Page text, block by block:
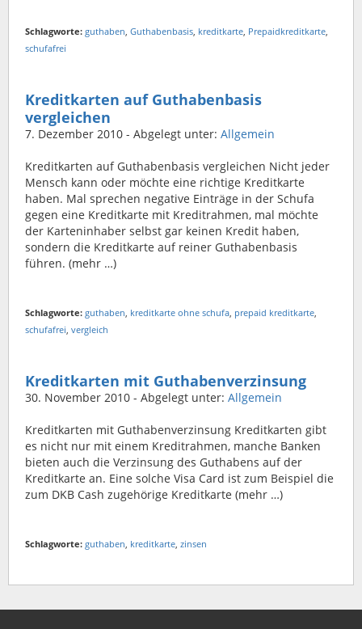
Schlagworte: guthaben, Guthabenbasis, kreditkarte, Prepaidkreditkarte,
schufafrei
Kreditkarten auf Guthabenbasis
vergleichen
7. Dezember 2010 - Abgelegt unter: Allgemein
Kreditkarten auf Guthabenbasis vergleichen Nicht jeder
Mensch kann oder möchte eine richtige Kreditkarte
haben. Mal sprechen negative Einträge in der Schufa
gegen eine Kreditkarte mit Kreditrahmen, mal möchte
der Karteninhaber selbst gar keinen Kredit haben,
sondern die Kreditkarte auf reiner Guthabenbasis
führen. (mehr …)
Schlagworte: guthaben, kreditkarte ohne schufa, prepaid kreditkarte,
schufafrei, vergleich
Kreditkarten mit Guthabenverzinsung
30. November 2010 - Abgelegt unter: Allgemein
Kreditkarten mit Guthabenverzinsung Kreditkarten gibt
es nicht nur mit einem Kreditrahmen, manche Banken
bieten auch die Verzinsung des Guthabens auf der
Kreditkarte an. Eine solche Visa Card ist zum Beispiel die
zum DKB Cash zugehörige Kreditkarte (mehr …)
Schlagworte: guthaben, kreditkarte, zinsen